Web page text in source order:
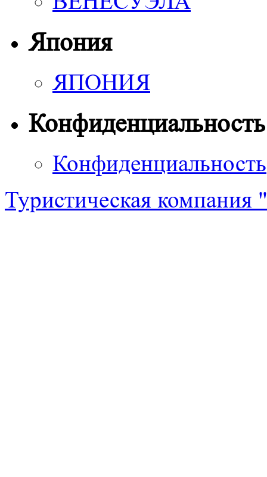
Япония
ЯПОНИЯ
Конфиденциальность
Конфиденциальность
Туристическая